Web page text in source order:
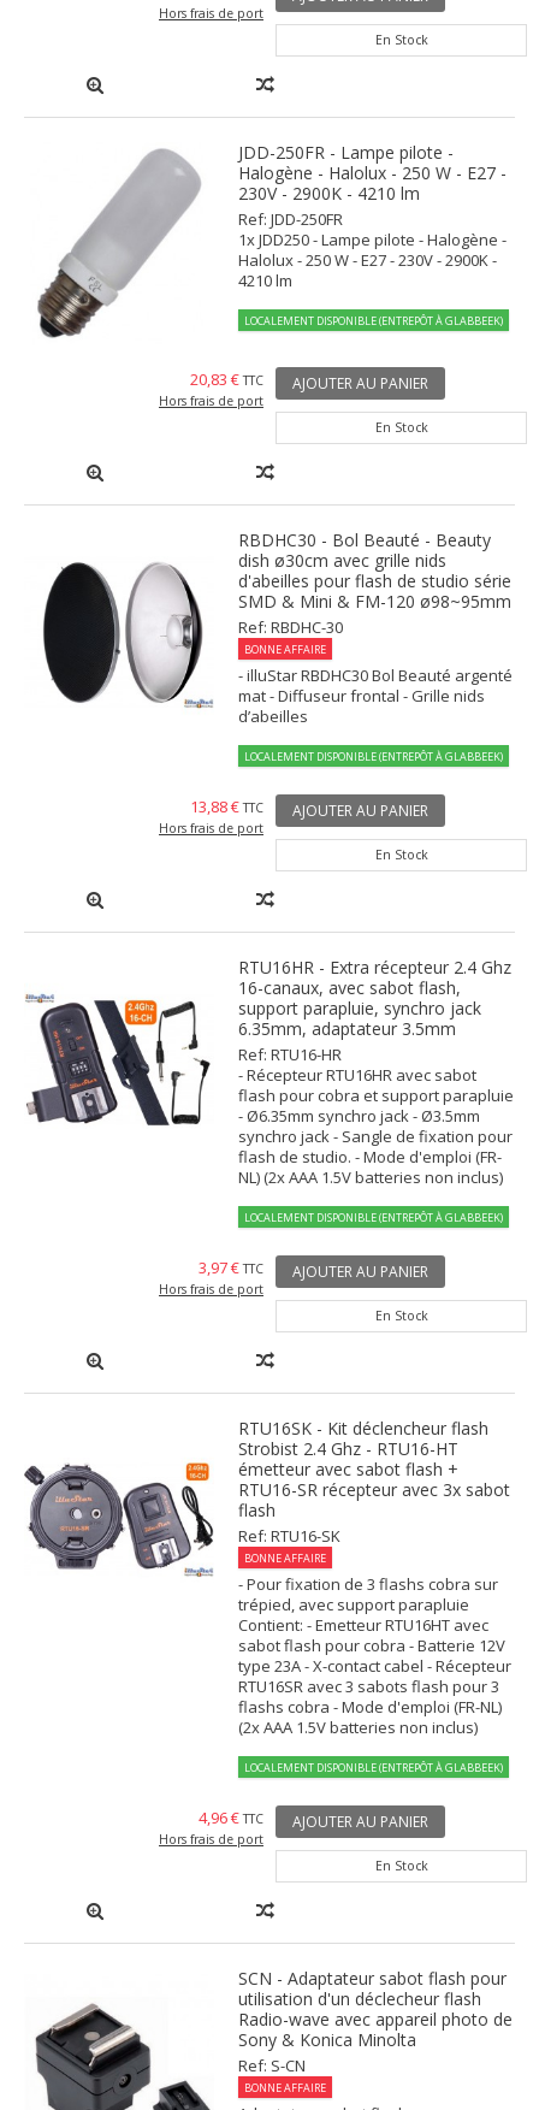
Hors frais de port
En Stock
JDD-250FR - Lampe pilote -
Halogène - Halolux - 250 W - E27 -
230V - 2900K - 4210 lm
Ref: JDD-250FR
1x JDD250 - Lampe pilote - Halogène -
Halolux - 250 W - E27 - 230V - 2900K -
4210 lm
LOCALEMENT DISPONIBLE (ENTREPÔT À GLABBEEK)
20,83 € TTC
Hors frais de port
AJOUTER AU PANIER
En Stock
RBDHC30 - Bol Beauté - Beauty
dish ø30cm avec grille nids
d'abeilles pour flash de studio série
SMD & Mini & FM-120 ø98~95mm
Ref: RBDHC-30
BONNE AFFAIRE
- illuStar RBDHC30 Bol Beauté argenté
mat - Diffuseur frontal - Grille nids
d’abeilles
LOCALEMENT DISPONIBLE (ENTREPÔT À GLABBEEK)
13,88 € TTC
Hors frais de port
AJOUTER AU PANIER
En Stock
RTU16HR - Extra récepteur 2.4 Ghz
16-canaux, avec sabot flash,
support parapluie, synchro jack
6.35mm, adaptateur 3.5mm
Ref: RTU16-HR
- Récepteur RTU16HR avec sabot
flash pour cobra et support parapluie
- Ø6.35mm synchro jack - Ø3.5mm
synchro jack - Sangle de fixation pour
flash de studio. - Mode d'emploi (FR-
NL) (2x AAA 1.5V batteries non inclus)
LOCALEMENT DISPONIBLE (ENTREPÔT À GLABBEEK)
3,97 € TTC
Hors frais de port
AJOUTER AU PANIER
En Stock
RTU16SK - Kit déclencheur flash
Strobist 2.4 Ghz - RTU16-HT
émetteur avec sabot flash +
RTU16-SR récepteur avec 3x sabot
flash
Ref: RTU16-SK
BONNE AFFAIRE
- Pour fixation de 3 flashs cobra sur
trépied, avec support parapluie
Contient: - Emetteur RTU16HT avec
sabot flash pour cobra - Batterie 12V
type 23A - X-contact cabel - Récepteur
RTU16SR avec 3 sabots flash pour 3
flashs cobra - Mode d'emploi (FR-NL)
(2x AAA 1.5V batteries non inclus)
LOCALEMENT DISPONIBLE (ENTREPÔT À GLABBEEK)
4,96 € TTC
Hors frais de port
AJOUTER AU PANIER
En Stock
SCN - Adaptateur sabot flash pour
utilisation d'un déclecheur flash
Radio-wave avec appareil photo de
Sony & Konica Minolta
Ref: S-CN
BONNE AFFAIRE